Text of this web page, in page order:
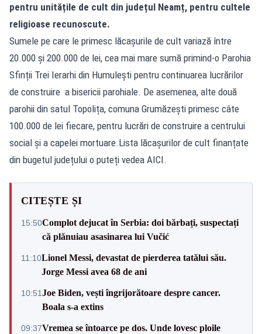
pentru unitățile de cult din județul Neamț, pentru cultele
religioase recunoscute.
Sumele pe care le primesc lăcașurile de cult variază între
20.000 și 200.000 de lei, cea mai mare sumă primind-o Parohia
Sfinții Trei Ierarhi din Humulești pentru continuarea lucrărilor
de construire a bisericii parohiale. De asemenea, alte două
parohii din satul Topolița, comuna Grumăzești primesc câte
100.000 de lei fiecare, pentru lucrări de construire a centrului
social și a capelei mortuare.Lista lăcașurilor de cult finanțate
din bugetul județului o puteți vedea AICI.
CITEȘTE ȘI
15:50Complot dejucat în Serbia: doi bărbați, suspectați
că plănuiau asasinarea lui Vučić
11:10Lionel Messi, devastat de pierderea tatălui său.
Jorge Messi avea 68 de ani
10:51Joe Biden, vești îngrijorătoare despre cancer.
Boala s-a extins
09:37Vremea se întoarce pe dos. Unde lovesc ploile